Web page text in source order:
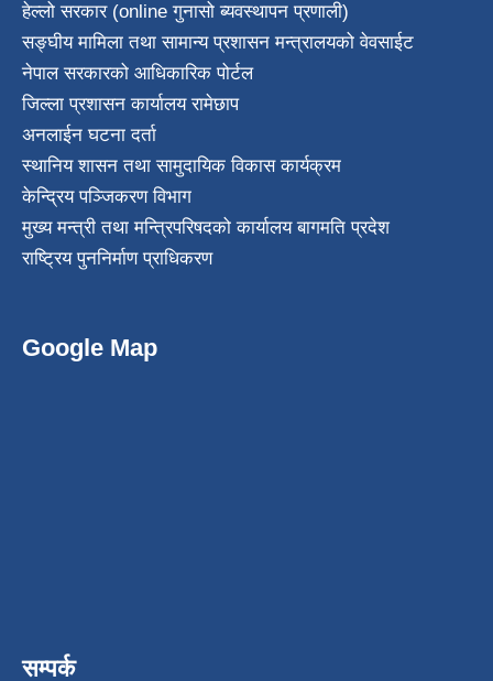
हेल्लो सरकार (online गुनासो ब्यवस्थापन प्रणाली)
सङ्घीय मामिला तथा सामान्य प्रशासन मन्त्रालयको वेवसाईट
नेपाल सरकारको आधिकारिक पोर्टल
जिल्ला प्रशासन कार्यालय रामेछाप
अनलाईन घटना दर्ता
स्थानिय शासन तथा सामुदायिक विकास कार्यक्रम
केन्द्रिय पञ्जिकरण विभाग
मुख्य मन्त्री तथा मन्त्रिपरिषदको कार्यालय बागमति प्रदेश
राष्ट्रिय पुननिर्माण प्राधिकरण
Google Map
सम्पर्क